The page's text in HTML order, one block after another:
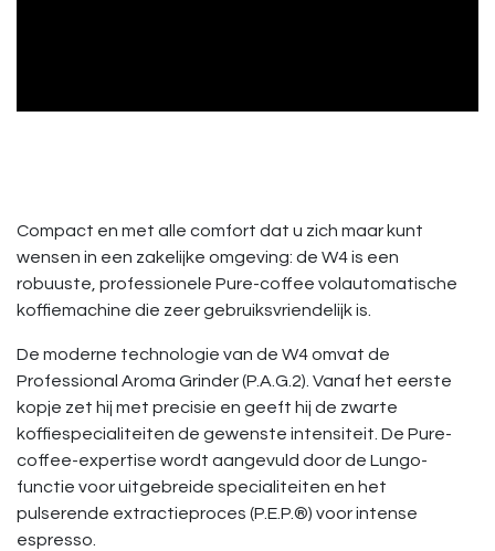
Compact en met alle comfort dat u zich maar kunt
wensen in een zakelijke omgeving: de W4 is een
robuuste, professionele Pure-coffee volautomatische
koffiemachine die zeer gebruiksvriendelijk is.
De moderne technologie van de W4 omvat de
Professional Aroma Grinder (P.A.G.2). Vanaf het eerste
kopje zet hij met precisie en geeft hij de zwarte
koffiespecialiteiten de gewenste intensiteit. De Pure-
coffee-expertise wordt aangevuld door de Lungo-
functie voor uitgebreide specialiteiten en het
pulserende extractieproces (P.E.P.®) voor intense
espresso.